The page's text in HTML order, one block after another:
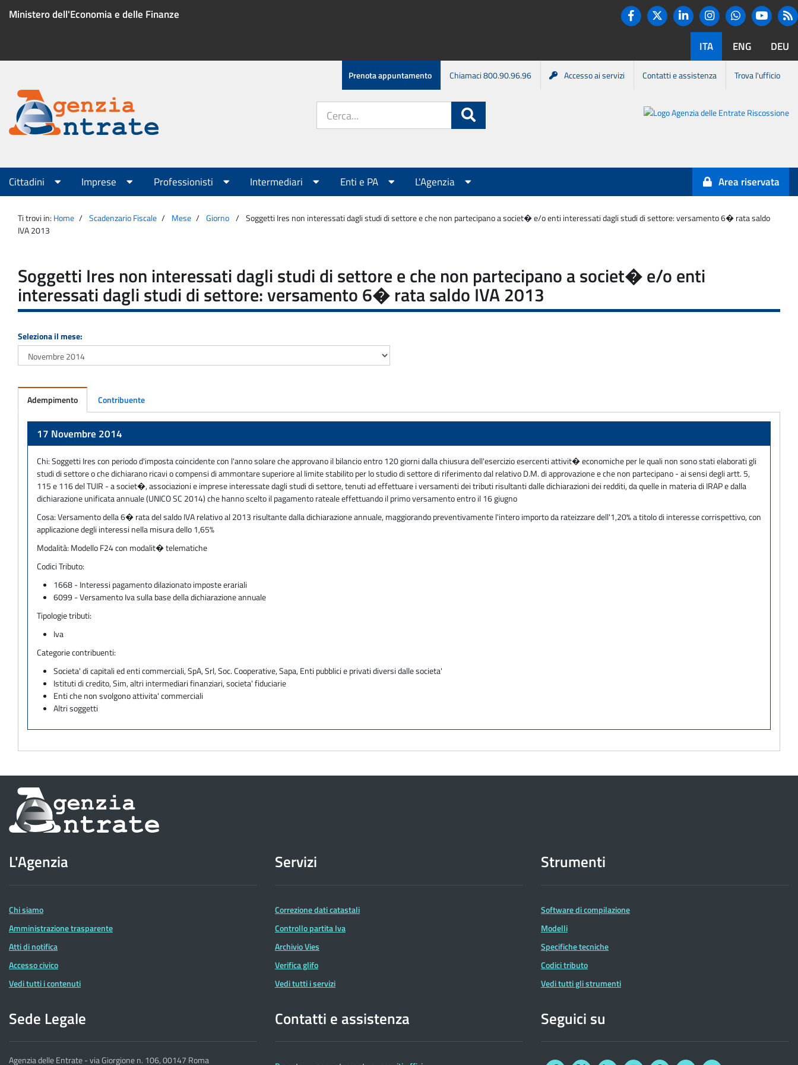
Ministero dell'Economia e delle Finanze
Twitter
LinkedinInstagram
ITA ENG DEU
Menu
servizio
Prenota appuntamento Chiamaci 800.90.96.96 Accesso ai servizi Contatti e assistenza Trova l'ufficio
Agenzia
Entrate
sito:
Agenzia
Entrate-
Riscossione
Menu
principale
Cittadini Imprese Professionisti Intermediari Enti e PA L'Agenzia Area riservata
Ti trovi in: Home Scadenzario Fiscale Mese Giorno
Soggetti Ires non interessati dagli studi di settore e che non partecipano a societ� e/o enti interessati dagli studi di settore: versamento 6� rata saldo
IVA 2013
Soggetti Ires non interessati dagli studi di settore e che non partecipano a societ� e/o enti
interessati dagli studi di settore: versamento 6� rata saldo IVA 2013
Seleziona il mese:
Adempimento Contribuente
17 Novembre 2014
Chi:Soggetti Ires con periodo d'imposta coincidente con l'anno solare che approvano il bilancio entro 120 giorni dalla chiusura dell'esercizio esercenti attivit� economiche per le quali non sono stati elaborati gli
studi di settore o che dichiarano ricavi o compensi di ammontare superiore al limite stabilito per lo studio di settore di riferimento dal relativo D.M. di approvazione e che non partecipano - ai sensi degli artt. 5,
115 e 116 del TUIR - a societ�, associazioni e imprese interessate dagli studi di settore, tenuti ad effettuare i versamenti dei tributi risultanti dalle dichiarazioni dei redditi, da quelle in materia di IRAP e dalla
dichiarazione unificata annuale (UNICO SC 2014) che hanno scelto il pagamento rateale effettuando il primo versamento entro il 16 giugno
Cosa:Versamento della 6� rata del saldo IVA relativo al 2013 risultante dalla dichiarazione annuale, maggiorando preventivamente l'intero importo da rateizzare dell'1,20% a titolo di interesse corrispettivo, con
applicazione degli interessi nella misura dello 1,65%
Modalità: Modello F24 con modalit� telematiche
Codici Tributo:
1668 - Interessi pagamento dilazionato imposte erariali
6099 - Versamento Iva sulla base della dichiarazione annuale
Tipologie tributi:
Iva
Categorie contribuenti:
Societa' di capitali ed enti commerciali, SpA, Srl, Soc. Cooperative, Sapa, Enti pubblici e privati diversi dalle societa'
Istituti di credito, Sim, altri intermediari finanziari, societa' fiduciarie
Enti che non svolgono attivita' commerciali
Altri soggetti
Informazioni
sul
dell'Agenzia
delle
Entrate
L'Agenzia
Chi siamo
Amministrazione trasparente
Atti di notifica
Accesso civico
Vedi tutti i contenuti
Servizi
Correzione dati catastali
Controllo partita Iva
Archivio Vies
Verifica glifo
Vedi tutti i servizi
Strumenti
Software di compilazione
Modelli
Specifiche tecniche
Codici tributo
Vedi tutti gli strumenti
Sede Legale
Agenzia delle Entrate - via Giorgione n. 106, 00147 Roma
Contatti e assistenza Seguici su